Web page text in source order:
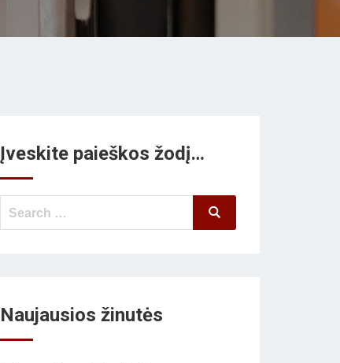
Įveskite paieškos žodį…
Search
Search
Naujausios žinutės